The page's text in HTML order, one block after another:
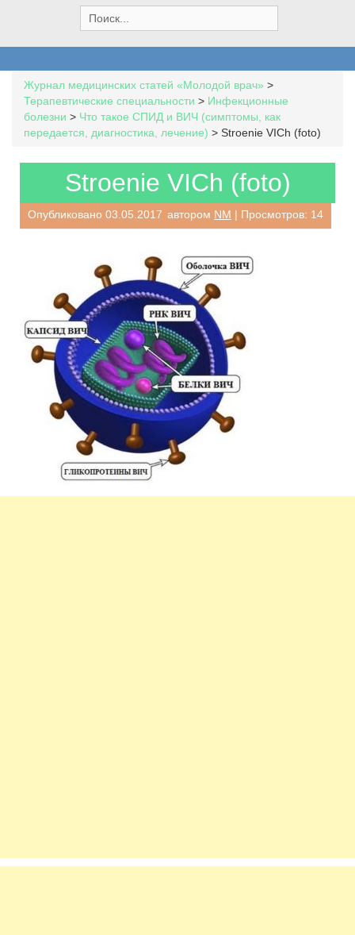
e
a
h
f
o
r
Журнал медицинских статей «Молодой врач» >
Терапевтические специальности > Инфекционные
болезни > Что такое СПИД и ВИЧ (симптомы, как
передается, диагностика, лечение) > Stroenie VICh (foto)
Stroenie VICh (foto)
Опубликовано 03.05.2017 автором NM | Просмотров: 14